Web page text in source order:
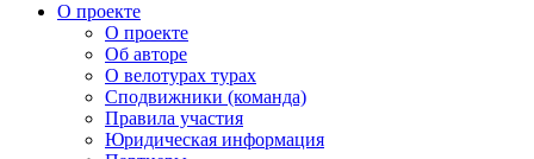
О проекте
О проекте
Об авторе
О велотурах турах
Сподвижники (команда)
Правила участия
Юридическая информация